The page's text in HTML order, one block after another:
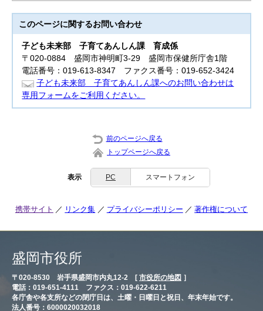
このページに関するお問い合わせ
子ども未来部子育てあんしん課 育成係
〒020-0884 盛岡市神明町3-29 盛岡市保健所庁舎1階
電話番号：019-613-8347 ファクス番号：019-652-3424
子ども未来部 子育てあんしん課へのお問い合わせは
専用フォームをご利用ください。
前のページへ戻る
トップページへ戻る
表示 PC スマートフォン
携帯サイト リンク集 プライバシーポリシー 著作権について
盛岡市役所
〒020-8530 岩手県盛岡市内丸12-2 [ 市役所の地図 ］
電話：019-651-4111 ファクス：019-622-6211
各庁舎や各支所などの閉庁日は、土曜・日曜日と祝日、年末年始です。
法人番号：6000020032018